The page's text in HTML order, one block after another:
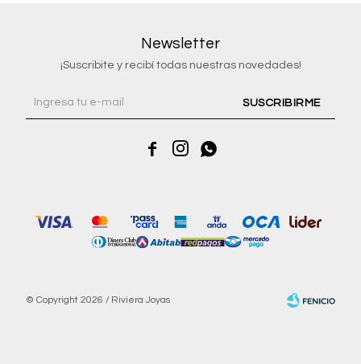
Newsletter
¡Suscribite y recibí todas nuestras novedades!
SUSCRIBIRME
  
© Copyright 2026 / Riviera Joyas